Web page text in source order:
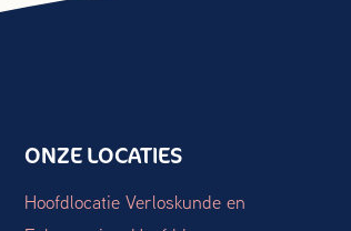
ONZE LOCATIES
Hoofdlocatie Verloskunde en